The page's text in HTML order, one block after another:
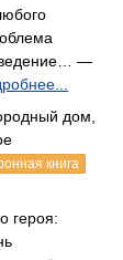
—
дом,
книга
героя: